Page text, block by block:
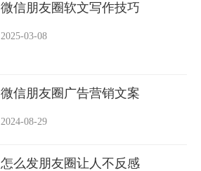
微信朋友圈软文写作技巧
2025-03-08
微信朋友圈广告营销文案
2024-08-29
怎么发朋友圈让人不反感